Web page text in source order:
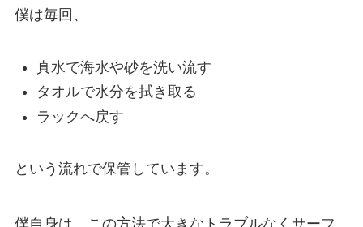
僕は毎回、
真水で海水や砂を洗い流す
タオルで水分を拭き取る
ラックへ戻す
という流れで保管しています。